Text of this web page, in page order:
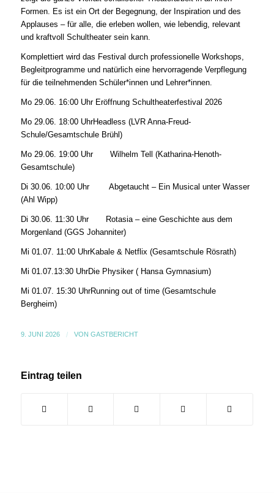
Formen. Es ist ein Ort der Begegnung, der Inspiration und des
Applauses – für alle, die erleben wollen, wie lebendig, relevant
und kraftvoll Schultheater sein kann.
Komplettiert wird das Festival durch professionelle Workshops,
Begleitprogramme und natürlich eine hervorragende Verpflegung
für die teilnehmenden Schüler*innen und Lehrer*innen.
Mo 29.06. 16:00 Uhr Eröffnung Schultheaterfestival 2026
Mo 29.06.​ 18:00 Uhr​Headless (LVR Anna-Freud-
Schule/Gesamtschule Brühl)
Mo 29.06.​ 19:00 Uhr Wilhelm Tell (Katharina-Henoth-
Gesamtschule)
Di 30.06.​ 10:00 Uhr Abgetaucht – Ein Musical unter Wasser
(Ahl Wipp)
Di 30.06.​ 11:30 Uhr Rotasia – eine Geschichte aus dem
Morgenland (GGS Johanniter)
Mi 01.07.​ 11:00 Uhr​Kabale & Netflix (Gesamtschule Rösrath)
Mi 01.07.​13:30 Uhr​Die Physiker ( Hansa Gymnasium)
Mi 01.07.​ 15:30 Uhr​Running out of time (Gesamtschule
Bergheim)
9. JUNI 2026 / VON GASTBERICHT
Eintrag teilen